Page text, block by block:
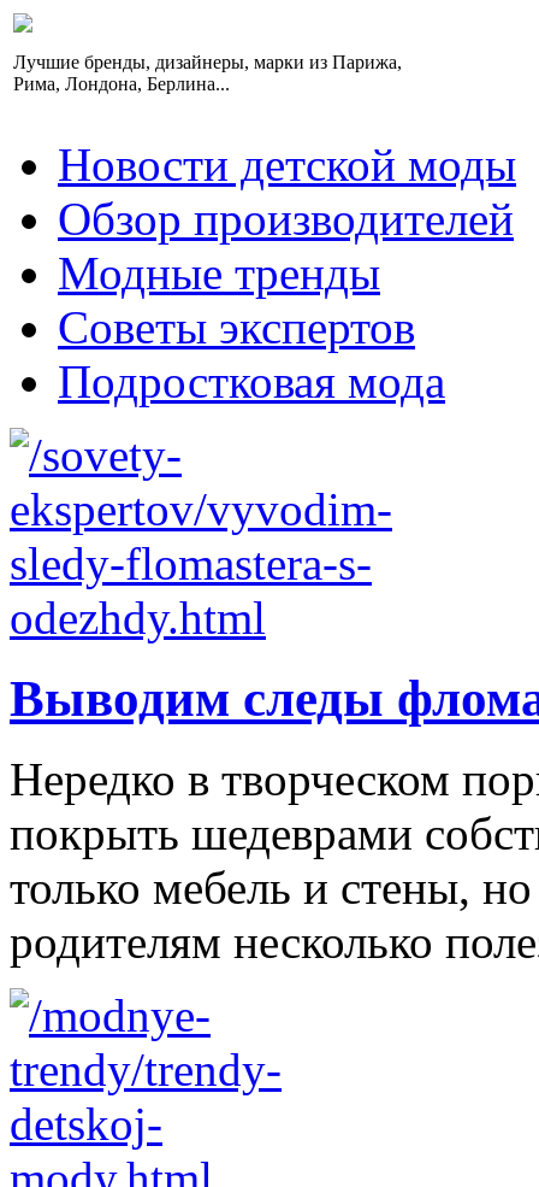
Лучшие бренды, дизайнеры, марки из Парижа,
Рима, Лондона, Берлина...
Новости детской моды
Обзор производителей
Модные тренды
Советы экспертов
Подростковая мода
Выводим следы
Нередко в творческом
покрыть шедеврами
только мебель и стены,
родителям несколько